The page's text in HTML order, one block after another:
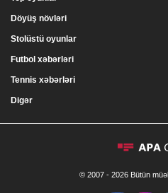
Döyüş növləri
Stolüstü oyunlar
Futbol xəbərləri
Tennis xəbərləri
Digər
© 2007 - 2026 Bütün